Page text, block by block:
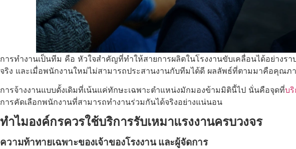
การทำงานเป็นทีม คือ หัวใจสำคัญที่ทำให้สายการผลิตในโรงงานขับเคลื่อนได้อย่า
จริง และเมื่อพนักงานใหม่ไม่สามารถประสานงานกับทีมได้ดี ผลลัพธ์ที่ตามมาคือคุณ
การจ้างงานแบบดั้งเดิมที่เน้นแค่ทักษะเฉพาะตำแหน่งมักมองข้ามมิตินี้ไป นั่นคือจุดที่บ
การคัดเลือกพนักงานที่สามารถทำงานร่วมกันได้จริงอย่างแน่นอน
ทำไมองค์กรควรใช้บริการรับเหมาแรงงานครบวงจร
ความท้าทายเฉพาะของเจ้าของโรงงาน และผู้จัดการ